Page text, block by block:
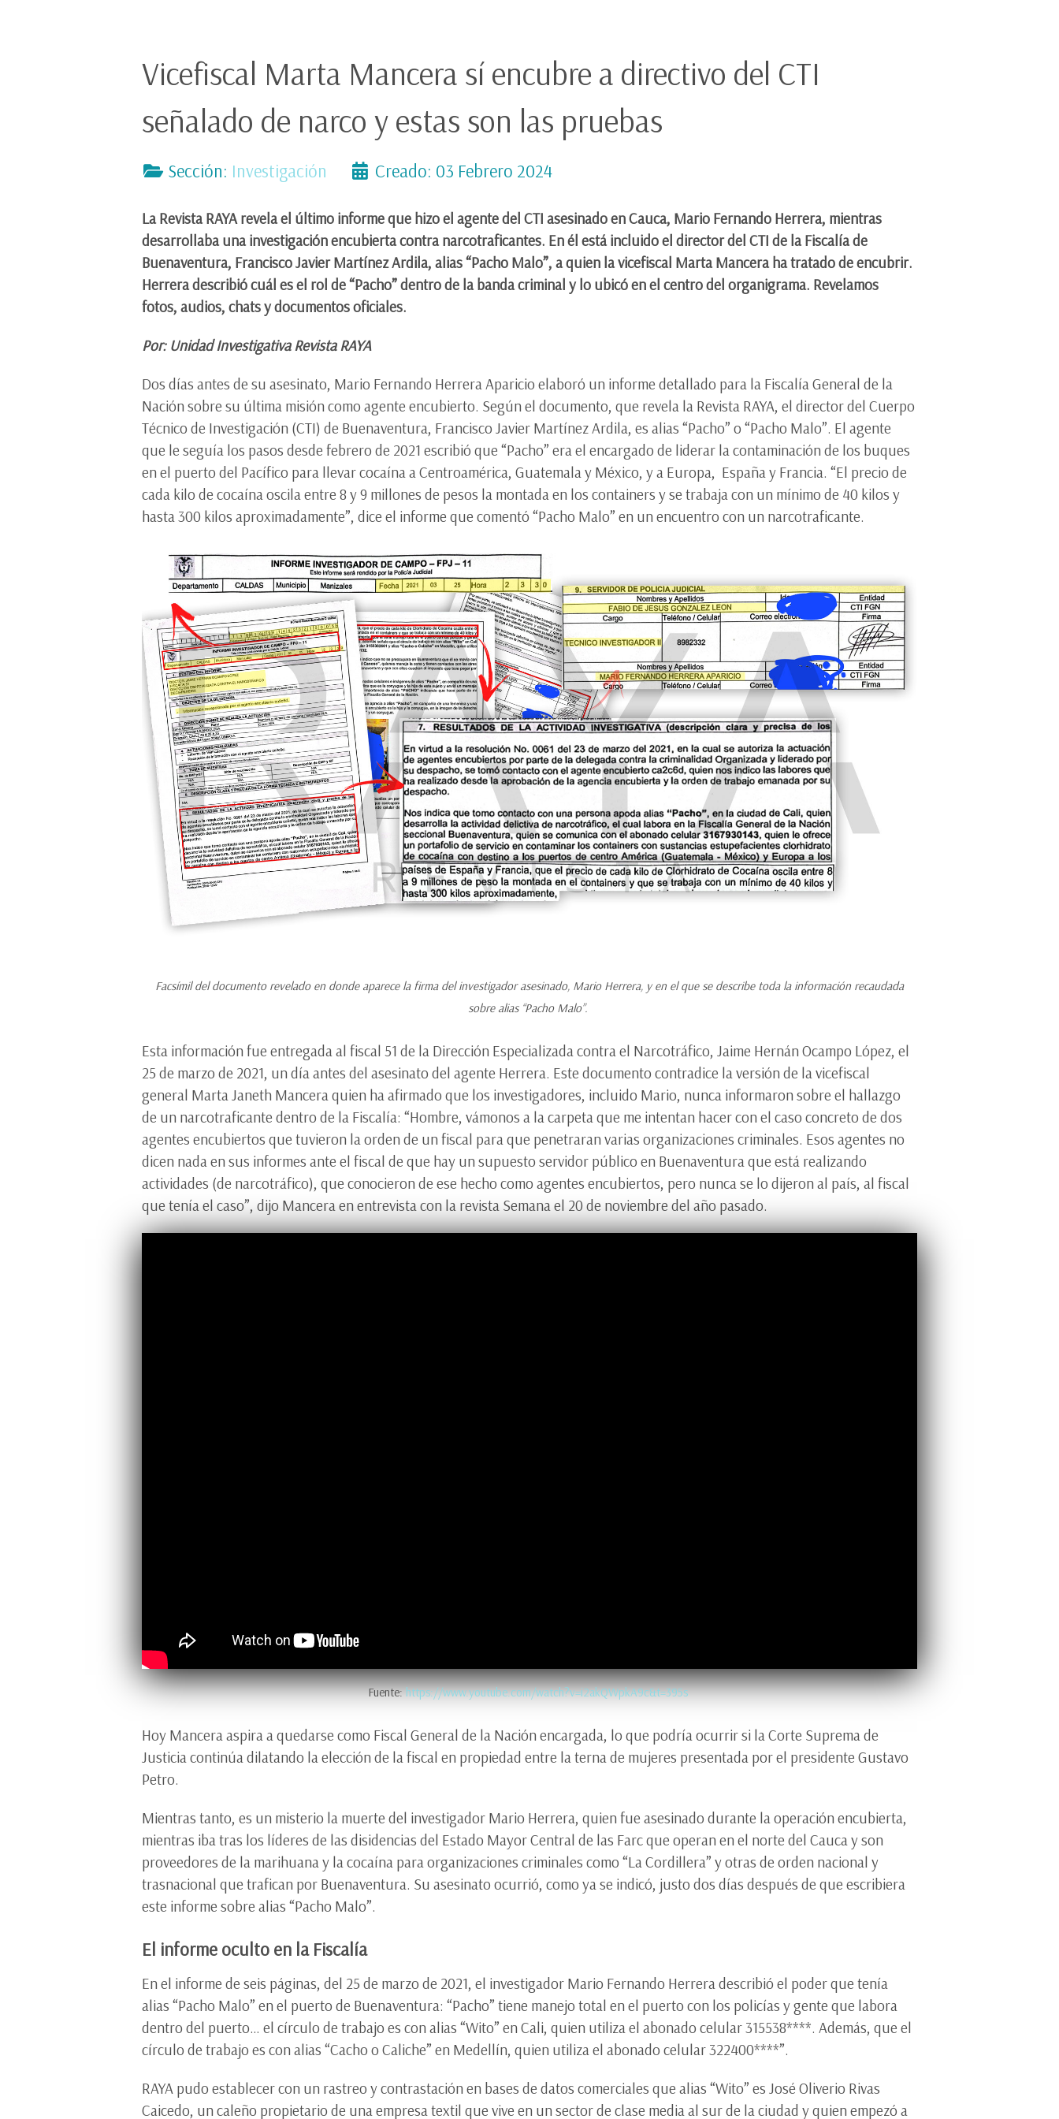
Vicefiscal Marta Mancera sí encubre a directivo del CTI
señalado de narco y estas son las pruebas
Sección: Investigación Creado: 03 Febrero 2024
La Revista RAYA revela el último informe que hizo el agente del CTI asesinado en Cauca, Mario Fernando Herrera, mientras
desarrollaba una investigación encubierta contra narcotraficantes. En él está incluido el director del CTI de la Fiscalía de
Buenaventura, Francisco Javier Martínez Ardila, alias “Pacho Malo”, a quien la vicefiscal Marta Mancera ha tratado de encubrir.
Herrera describió cuál es el rol de “Pacho” dentro de la banda criminal y lo ubicó en el centro del organigrama. Revelamos
fotos, audios, chats y documentos oficiales.
Por: Unidad Investigativa Revista RAYA
Dos días antes de su asesinato, Mario Fernando Herrera Aparicio elaboró un informe detallado para la Fiscalía General de la
Nación sobre su última misión como agente encubierto. Según el documento, que revela la Revista RAYA, el director del Cuerpo
Técnico de Investigación (CTI) de Buenaventura, Francisco Javier Martínez Ardila, es alias “Pacho” o “Pacho Malo”. El agente
que le seguía los pasos desde febrero de 2021 escribió que “Pacho” era el encargado de liderar la contaminación de los buques
en el puerto del Pacífico para llevar cocaína a Centroamérica, Guatemala y México, y a Europa, España y Francia. “El precio de
cada kilo de cocaína oscila entre 8 y 9 millones de pesos la montada en los containers y se trabaja con un mínimo de 40 kilos y
hasta 300 kilos aproximadamente”, dice el informe que comentó “Pacho Malo” en un encuentro con un narcotraficante.
Facsímil del documento revelado en donde aparece la firma del investigador asesinado, Mario Herrera, y en el que se describe toda la información recaudada
sobre alias “Pacho Malo”.
Esta información fue entregada al fiscal 51 de la Dirección Especializada contra el Narcotráfico, Jaime Hernán Ocampo López, el
25 de marzo de 2021, un día antes del asesinato del agente Herrera. Este documento contradice la versión de la vicefiscal
general Marta Janeth Mancera quien ha afirmado que los investigadores, incluido Mario, nunca informaron sobre el hallazgo
de un narcotraficante dentro de la Fiscalía: “Hombre, vámonos a la carpeta que me intentan hacer con el caso concreto de dos
agentes encubiertos que tuvieron la orden de un fiscal para que penetraran varias organizaciones criminales. Esos agentes no
dicen nada en sus informes ante el fiscal de que hay un supuesto servidor público en Buenaventura que está realizando
actividades (de narcotráfico), que conocieron de ese hecho como agentes encubiertos, pero nunca se lo dijeron al país, al fiscal
que tenía el caso”, dijo Mancera en entrevista con la revista Semana el 20 de noviembre del año pasado.
Fuente:https://www.youtube.com/watch?v=i2akQWpkA9c&t=395s
Hoy Mancera aspira a quedarse como Fiscal General de la Nación encargada, lo que podría ocurrir si la Corte Suprema de
Justicia continúa dilatando la elección de la fiscal en propiedad entre la terna de mujeres presentada por el presidente Gustavo
Petro.
Mientras tanto, es un misterio la muerte del investigador Mario Herrera, quien fue asesinado durante la operación encubierta,
mientras iba tras los líderes de las disidencias del Estado Mayor Central de las Farc que operan en el norte del Cauca y son
proveedores de la marihuana y la cocaína para organizaciones criminales como “La Cordillera” y otras de orden nacional y
trasnacional que trafican por Buenaventura. Su asesinato ocurrió, como ya se indicó, justo dos días después de que escribiera
este informe sobre alias “Pacho Malo”.
El informe oculto en la Fiscalía
En el informe de seis páginas, del 25 de marzo de 2021, el investigador Mario Fernando Herrera describió el poder que tenía
alias “Pacho Malo” en el puerto de Buenaventura: “Pacho” tiene manejo total en el puerto con los policías y gente que labora
dentro del puerto… el círculo de trabajo es con alias “Wito” en Cali, quien utiliza el abonado celular 315538****. Además, que el
círculo de trabajo es con alias “Cacho o Caliche” en Medellín, quien utiliza el abonado celular 322400****”.
RAYA pudo establecer con un rastreo y contrastación en bases de datos comerciales que alias “Wito” es José Oliverio Rivas
Caicedo, un caleño propietario de una empresa textil que vive en un sector de clase media al sur de la ciudad y quien empezó a